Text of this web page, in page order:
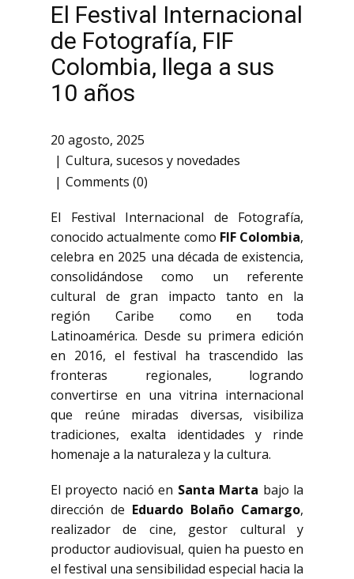
El Festival Internacional
de Fotografía, FIF
Colombia, llega a sus
10 años
20 agosto, 2025
Cultura, sucesos y novedades
Comments (0)
El Festival Internacional de Fotografía,
conocido actualmente como FIF Colombia,
celebra en 2025 una década de existencia,
consolidándose como un referente
cultural de gran impacto tanto en la
región Caribe como en toda
Latinoamérica. Desde su primera edición
en 2016, el festival ha trascendido las
fronteras regionales, logrando
convertirse en una vitrina internacional
que reúne miradas diversas, visibiliza
tradiciones, exalta identidades y rinde
homenaje a la naturaleza y la cultura.
El proyecto nació en Santa Marta bajo la
dirección de Eduardo Bolaño Camargo,
realizador de cine, gestor cultural y
productor audiovisual, quien ha puesto en
el festival una sensibilidad especial hacia la